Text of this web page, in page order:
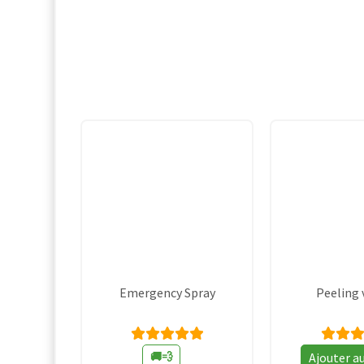
Emergency Spray
Note
🚚💨
Peeling
Ajouter